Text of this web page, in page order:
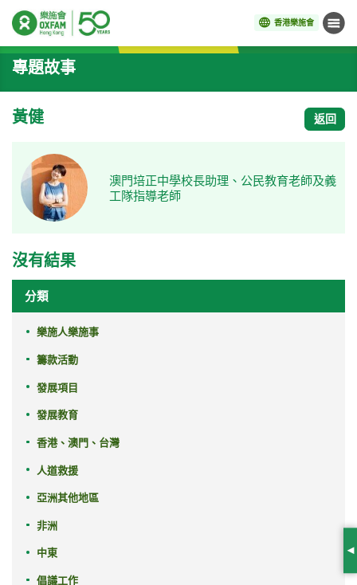
香港樂施會 目錄
開始主要內容
專題故事
黃健 返回
澳門培正中學校長助理、公民教育老師及義
工隊指導老師
沒有結果
分類
樂施人樂施事
籌款活動
發展項目
發展教育
香港、澳門、台灣
人道救援
亞洲其他地區
非洲
中東
倡議工作